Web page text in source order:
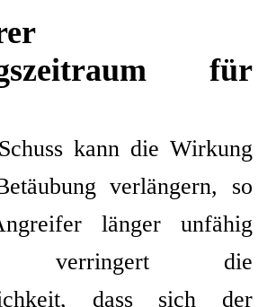
für
kann die Wirkung
verlängern, so
länger unfähig
verringert die
dass sich der